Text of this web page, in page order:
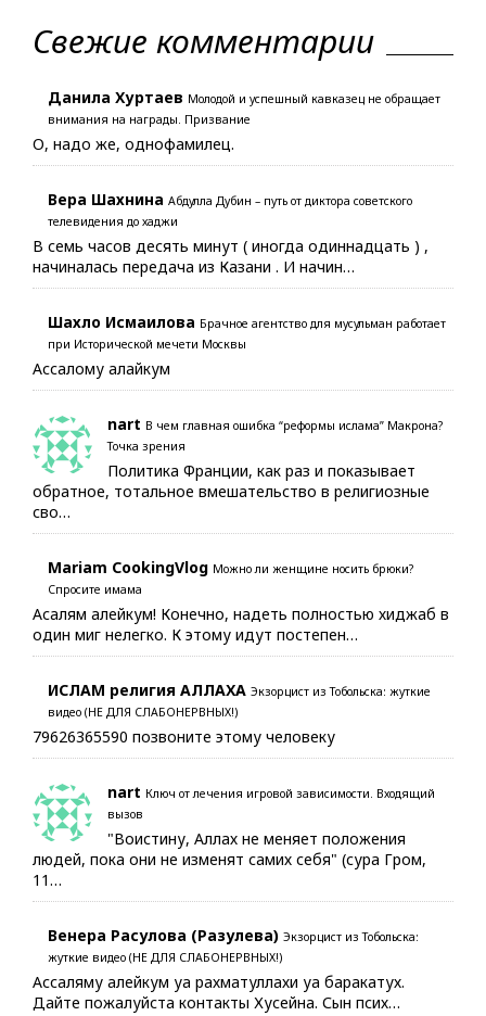
Свежие комментарии
Данила Хуртаев Молодой и успешный кавказец не обращает
внимания на награды. Призвание
О, надо же, однофамилец.
Вера Шахнина Абдулла Дубин – путь от диктора советского
телевидения до хаджи
В семь часов десять минут ( иногда одиннадцать ) ,
начиналась передача из Казани . И начин…
Шахло Исмаилова Брачное агентство для мусульман работает
при Исторической мечети Москвы
Ассалому алайкум
nart В чем главная ошибка “реформы ислама” Макрона?
Точка зрения
Политика Франции, как раз и показывает
обратное, тотальное вмешательство в религиозные
сво…
Mariam CookingVlog Можно ли женщине носить брюки?
Спросите имама
Асалям алейкум! Конечно, надеть полностью хиджаб в
один миг нелегко. К этому идут постепен…
ИСЛАМ религия АЛЛАХА Экзорцист из Тобольска: жуткие
видео (НЕ ДЛЯ СЛАБОНЕРВНЫХ!)
79626365590 позвоните этому человеку
nart Ключ от лечения игровой зависимости. Входящий
вызов
"Воистину, Аллах не меняет положения
людей, пока они не изменят самих себя" (сура Гром,
11…
Венера Расулова (Разулева) Экзорцист из Тобольска:
жуткие видео (НЕ ДЛЯ СЛАБОНЕРВНЫХ!)
Ассаляму алейкум уа рахматуллахи уа баракатух.
Дайте пожалуйста контакты Хусейна. Сын псих…